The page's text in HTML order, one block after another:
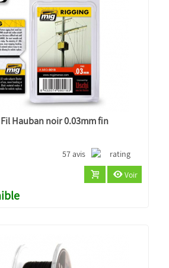
Fil Hauban noir 0.03mm fin
57 avis
Voir